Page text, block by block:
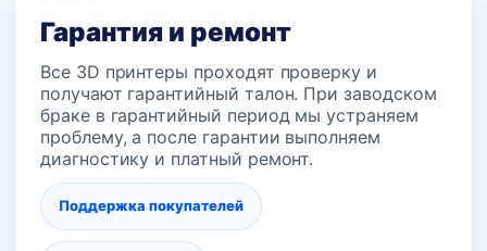
Гарантия и ремонт
Все 3D принтеры проходят проверку и
получают гарантийный талон. При заводском
браке в гарантийный период мы устраняем
проблему, а после гарантии выполняем
диагностику и платный ремонт.
Поддержка покупателей